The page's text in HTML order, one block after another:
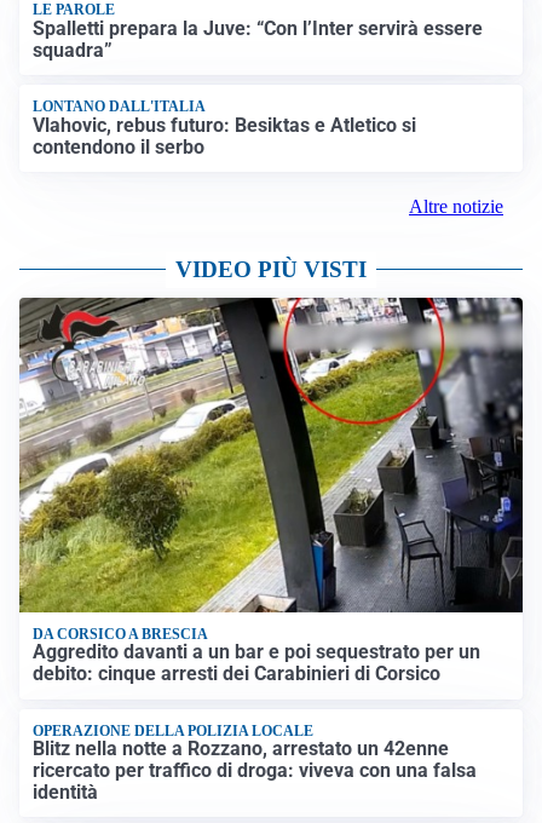
LE PAROLE
Spalletti prepara la Juve: “Con l’Inter servirà essere
squadra”
LONTANO DALL'ITALIA
Vlahovic, rebus futuro: Besiktas e Atletico si
contendono il serbo
Altre notizie
VIDEO PIÙ VISTI
DA CORSICO A BRESCIA
Aggredito davanti a un bar e poi sequestrato per un
debito: cinque arresti dei Carabinieri di Corsico
OPERAZIONE DELLA POLIZIA LOCALE
Blitz nella notte a Rozzano, arrestato un 42enne
ricercato per traffico di droga: viveva con una falsa
identità